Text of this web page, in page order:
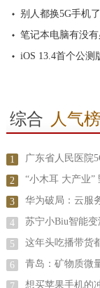
别人都换5G手机
笔记本电脑有没
iOS 13.4首个公测
综合 人气榜
1 广东省人民医院
2 “小木耳 大产业”
3 华为破局：云服
4 苏宁小Biu智能
5 这年头吃播带货
6 青岛：矿物质微
想买苹果手机的